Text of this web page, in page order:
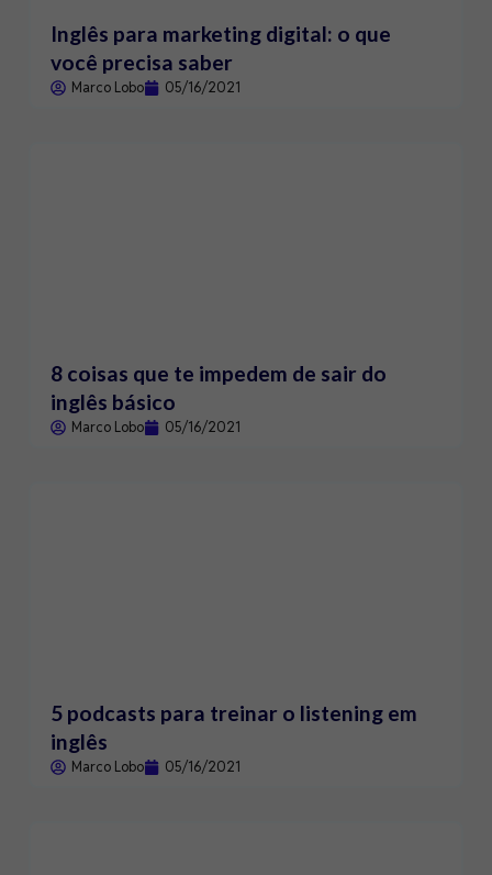
Inglês para marketing digital: o que
você precisa saber
Marco Lobo 05/16/2021
8 coisas que te impedem de sair do
inglês básico
Marco Lobo 05/16/2021
5 podcasts para treinar o listening em
inglês
Marco Lobo 05/16/2021